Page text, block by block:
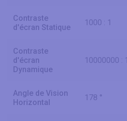
Contraste
d'écran Statique
1000 : 1
Contraste
d'écran
Dynamique
10000000 : 1
Angle de Vision
Horizontal
178 °